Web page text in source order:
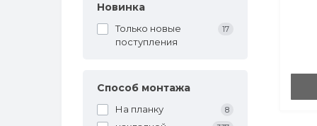
Новинка
Только новые
поступления
17
Способ монтажа
На планку 8